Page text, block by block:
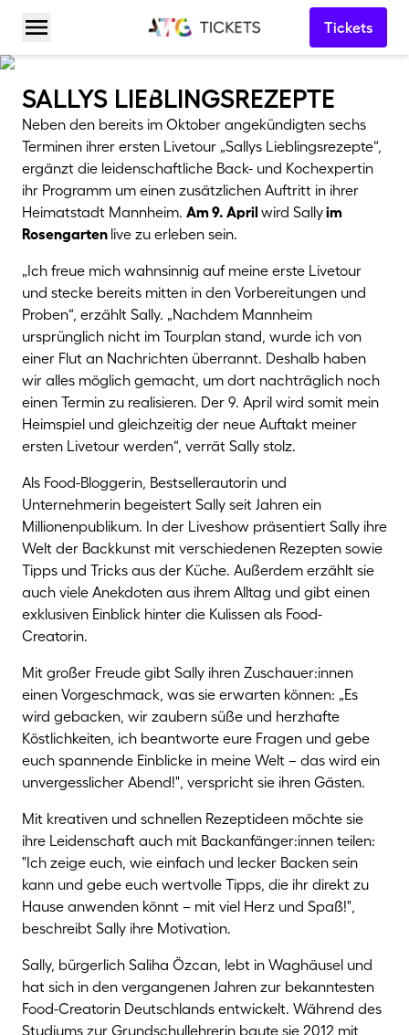
Menü öffnen
Tickets
sallys lieBlingsrezepte
Neben den bereits im Oktober angekündigten sechs
Terminen ihrer ersten Livetour „Sallys Lieblingsrezepte“,
ergänzt die leidenschaftliche Back- und Kochexpertin
ihr Programm um einen zusätzlichen Auftritt in ihrer
Heimatstadt Mannheim. Am 9. April wird Sallyim
Rosengarten live zu erleben sein.
„Ich freue mich wahnsinnig auf meine erste Livetour
und stecke bereits mitten in den Vorbereitungen und
Proben“, erzählt Sally. „Nachdem Mannheim
ursprünglich nicht im Tourplan stand, wurde ich von
einer Flut an Nachrichten überrannt. Deshalb haben
wir alles möglich gemacht, um dort nachträglich noch
einen Termin zu realisieren. Der 9. April wird somit mein
Heimspiel und gleichzeitig der neue Auftakt meiner
ersten Livetour werden“, verrät Sally stolz.
Als Food-Bloggerin, Bestsellerautorin und
Unternehmerin begeistert Sally seit Jahren ein
Millionenpublikum. In der Liveshow präsentiert Sally ihre
Welt der Backkunst mit verschiedenen Rezepten sowie
Tipps und Tricks aus der Küche. Außerdem erzählt sie
auch viele Anekdoten aus ihrem Alltag und gibt einen
exklusiven Einblick hinter die Kulissen als Food-
Creatorin.
Mit großer Freude gibt Sally ihren Zuschauer:innen
einen Vorgeschmack, was sie erwarten können: „Es
wird gebacken, wir zaubern süße und herzhafte
Köstlichkeiten, ich beantworte eure Fragen und gebe
euch spannende Einblicke in meine Welt – das wird ein
unvergesslicher Abend!", verspricht sie ihren Gästen.
Mit kreativen und schnellen Rezeptideen möchte sie
ihre Leidenschaft auch mit Backanfänger:innen teilen:
"Ich zeige euch, wie einfach und lecker Backen sein
kann und gebe euch wertvolle Tipps, die ihr direkt zu
Hause anwenden könnt – mit viel Herz und Spaß!",
beschreibt Sally ihre Motivation.
Sally, bürgerlich Saliha Özcan, lebt in Waghäusel und
hat sich in den vergangenen Jahren zur bekanntesten
Food-Creatorin Deutschlands entwickelt. Während des
Studiums zur Grundschullehrerin baute sie 2012 mit